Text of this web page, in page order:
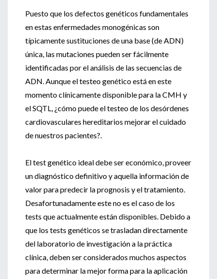
Puesto que los defectos genéticos fundamentales
en estas enfermedades monogénicas son
típicamente sustituciones de una base (de ADN)
única, las mutaciones pueden ser fácilmente
identificadas por el análisis de las secuencias de
ADN. Aunque el testeo genético está en este
momento clínicamente disponible para la CMH y
el SQTL, ¿cómo puede el testeo de los desórdenes
cardiovasculares hereditarios mejorar el cuidado
de nuestros pacientes?.
El test genético ideal debe ser económico, proveer
un diagnóstico definitivo y aquella información de
valor para predecir la prognosis y el tratamiento.
Desafortunadamente este no es el caso de los
tests que actualmente están disponibles. Debido a
que los tests genéticos se trasladan directamente
del laboratorio de investigación a la práctica
clínica, deben ser considerados muchos aspectos
para determinar la mejor forma para la aplicación